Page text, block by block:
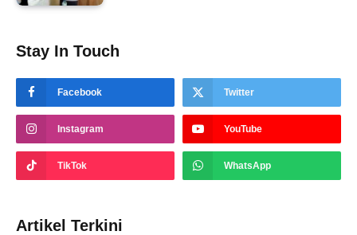
Stay In Touch
Facebook Twitter
Instagram YouTube
TikTok WhatsApp
Artikel Terkini